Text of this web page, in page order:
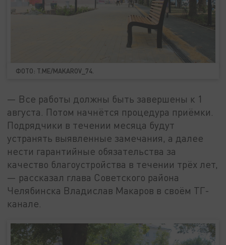
ФОТО: T.ME/MAKAROV_74.
— Все работы должны быть завершены к 1
августа. Потом начнётся процедура приёмки.
Подрядчики в течении месяца будут
устранять выявленные замечания, а далее
нести гарантийные обязательства за
качество благоустройства в течении трёх лет,
— рассказал глава Советского района
Челябинска Владислав Макаров в своём ТГ-
канале.